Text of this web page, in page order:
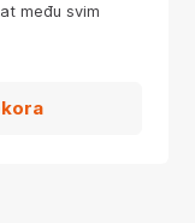
među svim